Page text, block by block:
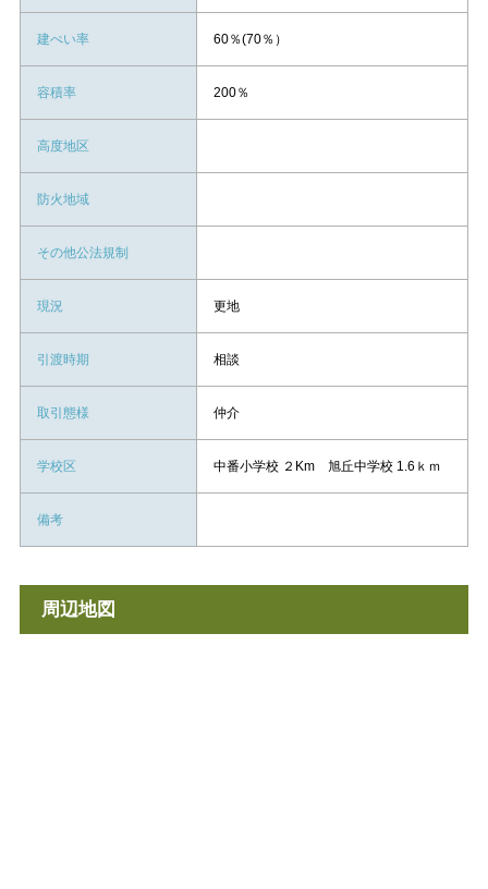
建ぺい率 60％(70％）
容積率 200％
高度地区
防火地域
その他公法規制
現況 更地
引渡時期 相談
取引態様 仲介
学校区 中番小学校 ２Km 旭丘中学校 1.6ｋｍ
備考
周辺地図